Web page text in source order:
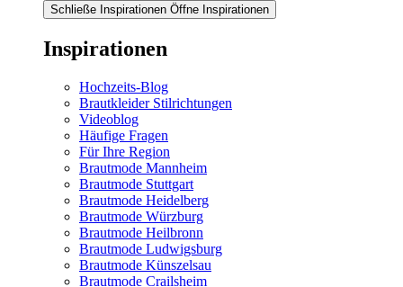
Schließe Inspirationen Öffne Inspirationen
Inspirationen
Hochzeits-Blog
Brautkleider Stilrichtungen
Videoblog
Häufige Fragen
Für Ihre Region
Brautmode Mannheim
Brautmode Stuttgart
Brautmode Heidelberg
Brautmode Würzburg
Brautmode Heilbronn
Brautmode Ludwigsburg
Brautmode Künszelsau
Brautmode Crailsheim